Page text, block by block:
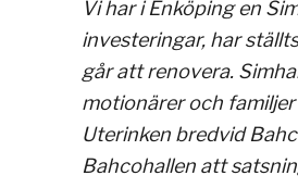
Vi har i Enköping en
investeringar, har
går att renovera.
motionärer och
Uterinken bredvid
Bahcohallen att